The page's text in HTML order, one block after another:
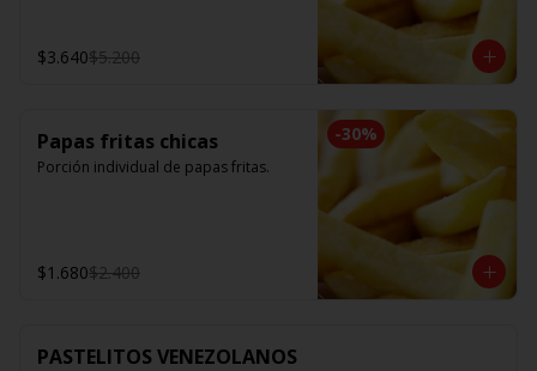
$3.640$5.200
-30%
Papas fritas chicas
Porción individual de papas fritas.
$1.680$2.400
PASTELITOS VENEZOLANOS